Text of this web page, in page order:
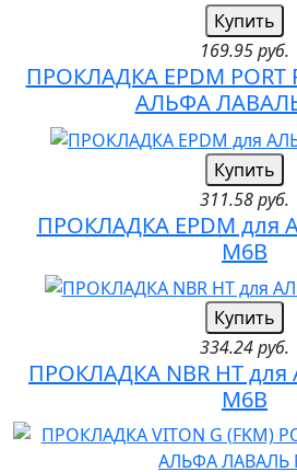
Купить
169.95 руб.
ПРОКЛАДКА EPDM PORT
АЛЬФА
Купить
311.58 руб.
ПРОКЛАДКА EPDM для
M6B
Купить
334.24 руб.
ПРОКЛАДКА NBR HT
M6B